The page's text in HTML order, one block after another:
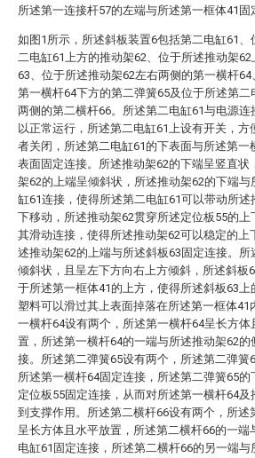
所述第一连接杆57的左端与所述第一框体41固
如图1所示，所述斜板装置6包括第二电缸61、
二电缸61上方的推动架62、位于所述推动架62
63、位于所述推动架62左右两侧的第一横杆64
第一横杆64下方的第二弹簧65及位于所述第二
两侧的第二横杆66。所述第二电缸61与电源连
以正常运行，所述第二电缸61上设有开关，方
者关闭，所述第二电缸61的下表面与所述第一
表面固定连接。所述推动架62的下端呈竖直状
架62的上端呈倾斜状，所述推动架62的下端与
缸61连接，使得所述第二电缸61可以带动所述
下移动，所述推动架62贯穿所述定位板55的上
其滑动连接，使得所述推动架62可以稳定的上
述推动架62的上端与所述斜板63固定连接。所
倾斜状，且呈左下方向右上方倾斜，所述斜板
于所述第一框体41的上方，使得所述斜板63上
塑料可以滑过其上表面掉落在所述第一框体41
一横杆64设有两个，所述第一横杆64呈长方体
置，所述第一横杆64的一端与所述推动架62的
接。所述第二弹簧65设有两个，所述第二弹簧
所述第一横杆64固定连接，所述第二弹簧65的
定位板55固定连接，从而对所述第一横杆64及
到支撑作用。所述第二横杆66设有两个，所述
呈长方体且水平放置，所述第二横杆66的一端
电缸61固定连接，所述第二横杆66的另一端与